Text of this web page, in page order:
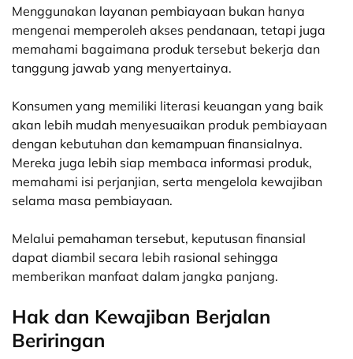
Menggunakan layanan pembiayaan bukan hanya
mengenai memperoleh akses pendanaan, tetapi juga
memahami bagaimana produk tersebut bekerja dan
tanggung jawab yang menyertainya.
Konsumen yang memiliki literasi keuangan yang baik
akan lebih mudah menyesuaikan produk pembiayaan
dengan kebutuhan dan kemampuan finansialnya.
Mereka juga lebih siap membaca informasi produk,
memahami isi perjanjian, serta mengelola kewajiban
selama masa pembiayaan.
Melalui pemahaman tersebut, keputusan finansial
dapat diambil secara lebih rasional sehingga
memberikan manfaat dalam jangka panjang.
Hak dan Kewajiban Berjalan
Beriringan